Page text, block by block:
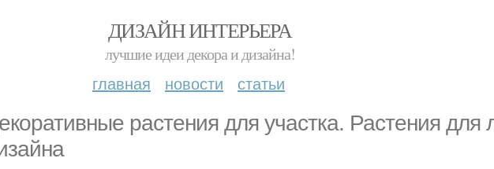
ДИЗАЙН ИНТЕРЬЕРА
лучшие идеи декора и дизайна!
главная новости статьи
растения для участка. Растения для